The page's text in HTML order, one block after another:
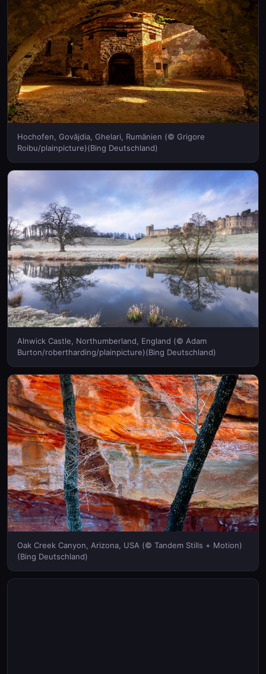
Hochofen, Govăjdia, Ghelari, Rumänien (© Grigore
Roibu/plainpicture)(Bing Deutschland)
Alnwick Castle, Northumberland, England (© Adam
Burton/robertharding/plainpicture)(Bing Deutschland)
Oak Creek Canyon, Arizona, USA (© Tandem Stills + Motion)
(Bing Deutschland)